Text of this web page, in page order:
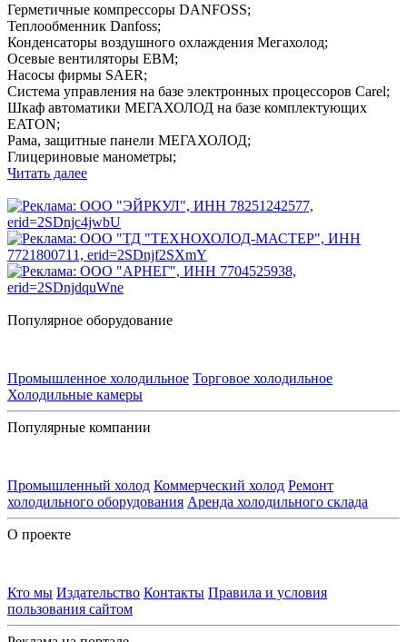
Герметичные компрессоры DANFOSS;
Теплообменник Danfoss;
Конденсаторы воздушного охлаждения Мегахолод;
Осевые вентиляторы ЕВМ;
Насосы фирмы SAER;
Система управления на базе электронных процессоров Carel;
Шкаф автоматики МЕГАХОЛОД на базе комплектующих
EATON;
Рама, защитные панели МЕГАХОЛОД;
Глицериновые манометры;
Читать далее
Популярное оборудование
Промышленное холодильное Торговое холодильное
Холодильные камеры
Популярные компании
Промышленный холод Коммерческий холод Ремонт
холодильного оборудования Аренда холодильного склада
О проекте
Кто мы Издательство Контакты Правила и условия
пользования сайтом